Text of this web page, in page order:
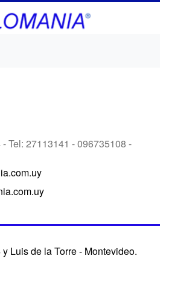
Tel: 27113141 - 096735108 -
Luis de la Torre - Montevideo.